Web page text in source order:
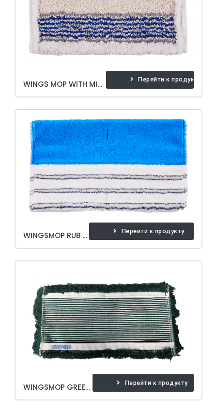
WINGS MOP WITH MICRO FRINGED 40 CM Перейти к продукту
WINGSMOP RUB 40 CM Перейти к продукту
WINGSMOP GREEN 40 CM Перейти к продукту